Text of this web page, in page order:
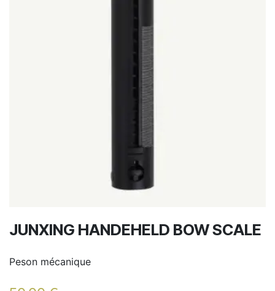
JUNXING HANDEHELD BOW SCALE
Peson mécanique